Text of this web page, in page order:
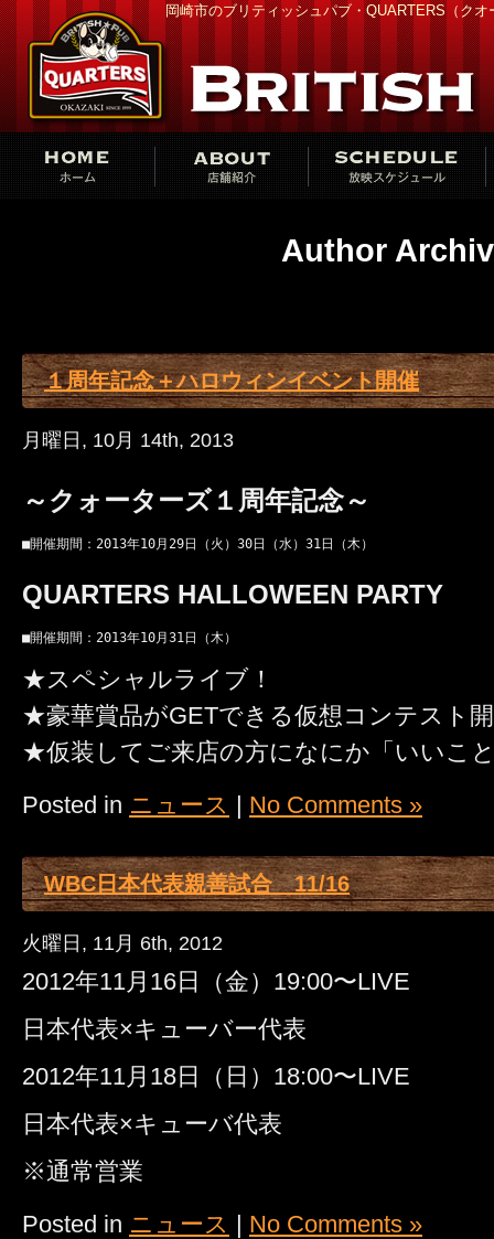
岡崎市のブリティッシュパブ・QUARTERS（クオ
Author
１周年記念＋ハロウィンイベント開催
月曜日, 10月 14th, 2013
～クォーターズ１周年記念～
■開催期間：2013年10月29日（火）30日（水）31日（木）
QUARTERS HALLOWEEN PARTY
■開催期間：2013年10月31日（木）
★スペシャルライブ！
★豪華賞品がGETできる仮想コンテスト
★仮装してご来店の方になにか「いいこ
Posted in ニュース | No Comments »
WBC日本代表親善試合 11/16
火曜日, 11月 6th, 2012
2012年11月16日（金）19:00〜LIVE
日本代表×キューバー代表
2012年11月18日（日）18:00〜LIVE
日本代表×キューバ代表
※通常営業
Posted in ニュース | No Comments »